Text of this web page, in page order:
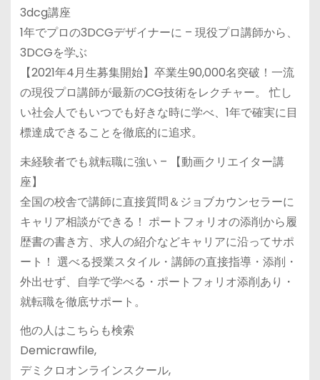
3dcg講座
1年でプロの3DCGデザイナーに – 現役プロ講師から、
3DCGを学ぶ
【2021年4月生募集開始】卒業生90,000名突破！一流
の現役プロ講師が最新のCG技術をレクチャー。 忙し
い社会人でもいつでも好きな時に学べ、1年で確実に目
標達成できることを徹底的に追求。
未経験者でも就転職に強い – 【動画クリエイター講
座】
全国の校舎で講師に直接質問＆ジョブカウンセラーに
キャリア相談ができる！ ポートフォリオの添削から履
歴書の書き方、求人の紹介などキャリアに沿ってサポ
ート！ 選べる授業スタイル・講師の直接指導・添削・
外出せず、自学で学べる・ポートフォリオ添削あり・
就転職を徹底サポート。
他の人はこちらも検索
Demicrawfile,
デミクロオンラインスクール,